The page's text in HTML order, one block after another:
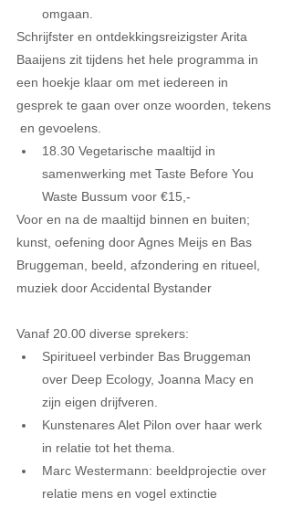
omgaan.
Schrijfster en ontdekkingsreizigster Arita
Baaijens zit tijdens het hele programma in
een hoekje klaar om met iedereen in
gesprek te gaan over onze woorden, tekens
en gevoelens.
18.30 Vegetarische maaltijd in
samenwerking met Taste Before You
Waste Bussum voor €15,-
Voor en na de maaltijd binnen en buiten;
kunst, oefening door Agnes Meijs en Bas
Bruggeman, beeld, afzondering en ritueel,
muziek door Accidental Bystander
Vanaf 20.00 diverse sprekers:
Spiritueel verbinder Bas Bruggeman
over Deep Ecology, Joanna Macy en
zijn eigen drijfveren.
Kunstenares Alet Pilon over haar werk
in relatie tot het thema.
Marc Westermann: beeldprojectie over
relatie mens en vogel extinctie